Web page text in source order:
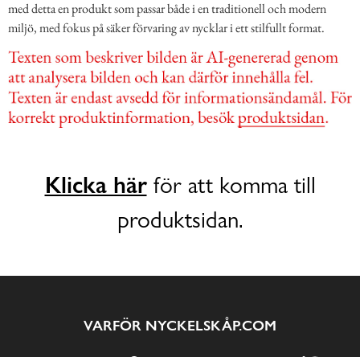
med detta en produkt som passar både i en traditionell och modern
miljö, med fokus på säker förvaring av nycklar i ett stilfullt format.
Klicka härför att komma till
produktsidan.
VARFÖR NYCKELSKÅP.COM